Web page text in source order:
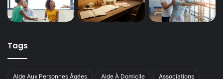
Tags
Aide Aux Personnes Âgées Aide À Domicile Associations